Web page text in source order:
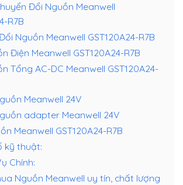
Đổi Nguồn Meanwell
R7B
Nguồn Meanwell GST120A24-R7B
Điện Meanwell GST120A24-R7B
Tổng AC-DC Meanwell GST120A24-
Meanwell 24V
adapter Meanwell 24V
Meanwell GST120A24-R7B
kỹ thuật:
Chính:
Nguồn Meanwell uy tín, chất lượng